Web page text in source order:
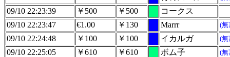
09/10 22:23:39 ￥500 ￥500
コークス
09/10 22:23:47
€1.00 ￥130 Marrr (無
09/10 22:24:48 ￥100 ￥100 イカルガ (無
09/10 22:25:05 ￥610 ￥610 ボム子 (無